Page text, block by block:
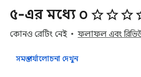
৫-এর মধ্যে ০
কোনও রেটিং নেই ফলাফল এবং
সমস্ত পর্যালোচনা দেখুন